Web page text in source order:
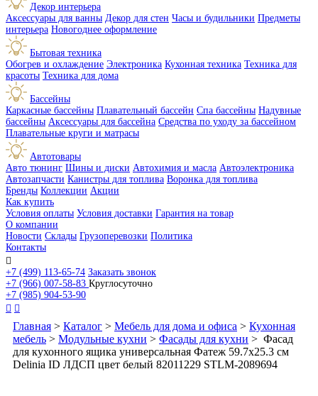
Декор интерьера
Аксессуары для ванны Декор для стен Часы и будильники Предметы
интерьера Новогоднее оформление
Бытовая техника
Обогрев и охлаждение Электроника Кухонная техника Техника для
красоты Техника для дома
Бассейны
Каркасные бассейны Плавательный бассейн Спа бассейны Надувные
бассейны Аксессуары для бассейна Средства по уходу за бассейном
Плавательные круги и матрасы
Автотовары
Авто тюнинг Шины и диски Автохимия и масла Автоэлектроника
Автозапчасти Канистры для топлива Воронка для топлива
Бренды Коллекции Акции
Как купить
Условия оплаты Условия доставки Гарантия на товар
О компании
Новости Склады Грузоперевозки Политика
Контакты

+7 (499) 113-65-74 Заказать звонок
+7 (966) 007-58-83 Круглосуточно
+7 (985) 904-53-90
 
Главная > Каталог > Мебель для дома и офиса > Кухонная
мебель > Модульные кухни > Фасады для кухни > Фасад
для кухонного ящика универсальная Фатеж 59.7x25.3 см
Delinia ID ЛДСП цвет белый 82011229 STLM-2089694